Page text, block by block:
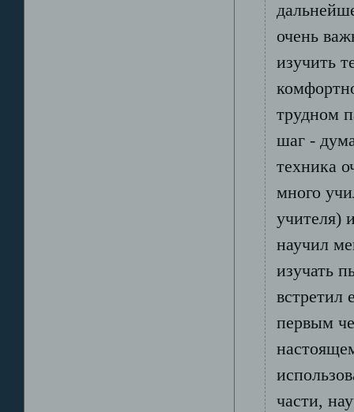
очень
изучить
трудном
шаг -
техника
много
учителя)
научил
изучать
встретил
первым
части,